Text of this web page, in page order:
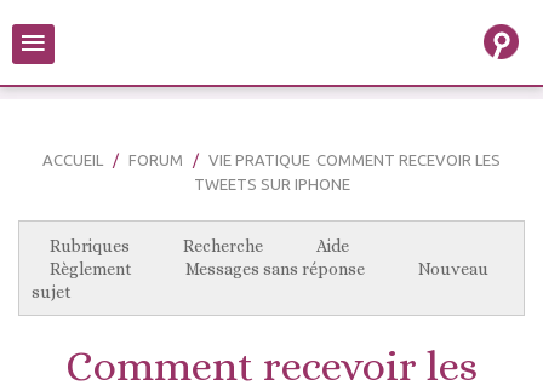
≡
ACCUEIL FORUM VIE PRATIQUE COMMENT RECEVOIR LES
TWEETS SUR IPHONE
Rubriques Recherche
Aide
Règlement
Messages sans réponse
Nouveau
sujet
Comment recevoir les